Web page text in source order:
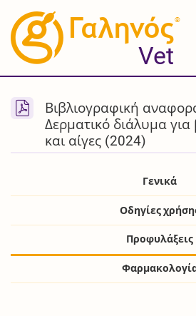
®
Vet
Βιβλιογραφική
Δερματικό διάλυμα
και αίγες (2024)
Γενικά
Οδηγίες
Προφυλάξεις